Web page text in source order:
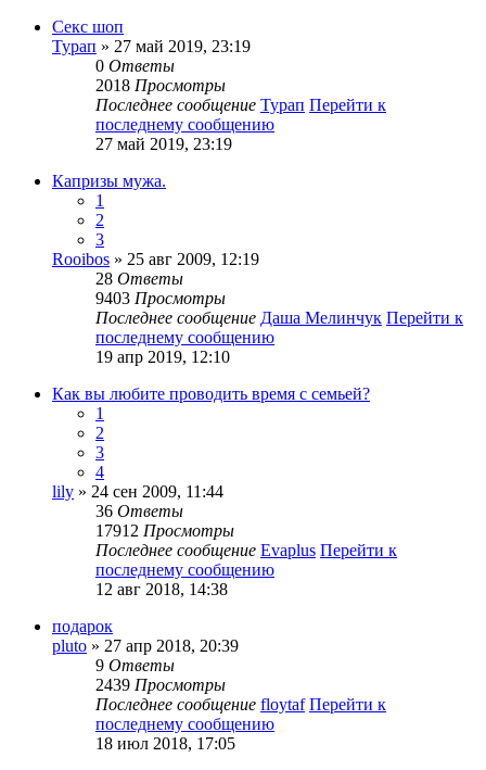
Секс шоп
Турап » 27 май 2019, 23:19
0 Ответы
2018 Просмотры
Последнее сообщение Турап Перейти к
последнему сообщению
27 май 2019, 23:19
Капризы мужа.
1
2
3
Rooibos » 25 авг 2009, 12:19
28 Ответы
9403 Просмотры
Последнее сообщение Даша Мелинчук Перейти к
последнему сообщению
19 апр 2019, 12:10
Как вы любите проводить время с семьей?
1
2
3
4
lily » 24 сен 2009, 11:44
36 Ответы
17912 Просмотры
Последнее сообщение Evaplus Перейти к
последнему сообщению
12 авг 2018, 14:38
подарок
pluto » 27 апр 2018, 20:39
9 Ответы
2439 Просмотры
Последнее сообщение floytaf Перейти к
последнему сообщению
18 июл 2018, 17:05